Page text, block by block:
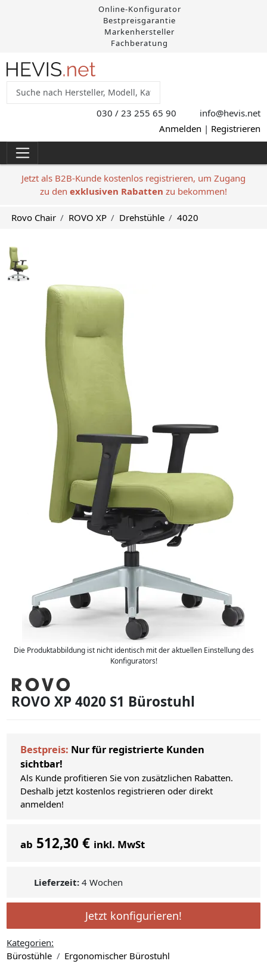
Online-Konfigurator
Bestpreisgarantie
Markenhersteller
Fachberatung
030 / 23 255 65 90 info@hevis.net
Anmelden | Registrieren
Jetzt als B2B-Kunde kostenlos registrieren, um Zugang
zu den exklusiven Rabatten zu bekommen!
Rovo Chair ROVO XP Drehstühle 4020
Die Produktabbildung ist nicht identisch mit der aktuellen Einstellung des
Konfigurators!
ROVO XP 4020 S1 Bürostuhl
Bestpreis: Nur für registrierte Kunden
sichtbar!
Als Kunde profitieren Sie von zusätzlichen Rabatten.
Deshalb jetzt kostenlos registrieren oder direkt
anmelden!
ab 512,30 € inkl. MwSt
Lieferzeit: 4 Wochen
Jetzt konfigurieren!
Kategorien:
Bürostühle
Ergonomischer Bürostuhl